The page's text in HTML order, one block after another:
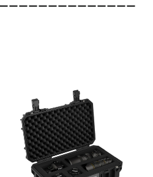
ーーーーーーーーーーーーー